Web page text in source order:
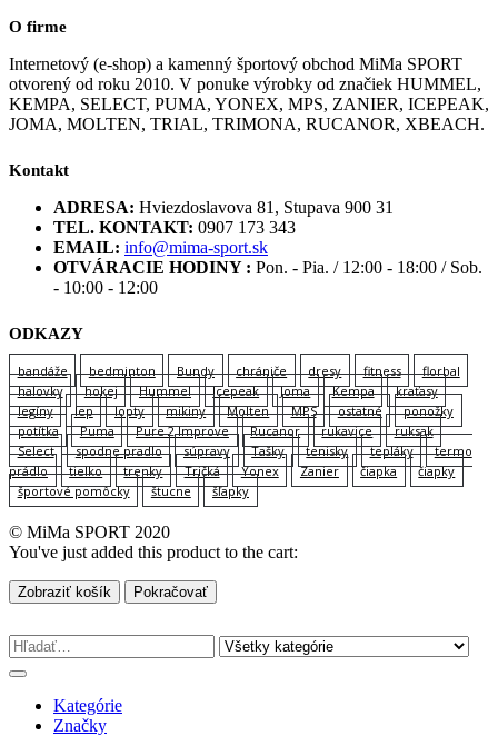
O firme
Internetový (e-shop) a kamenný športový obchod MiMa SPORT
otvorený od roku 2010. V ponuke výrobky od značiek HUMMEL,
KEMPA, SELECT, PUMA, YONEX, MPS, ZANIER, ICEPEAK,
JOMA, MOLTEN, TRIAL, TRIMONA, RUCANOR, XBEACH.
Kontakt
ADRESA: Hviezdoslavova 81, Stupava 900 31
TEL. KONTAKT: 0907 173 343
EMAIL: info@mima-sport.sk
OTVÁRACIE HODINY : Pon. - Pia. / 12:00 - 18:00 / Sob.
- 10:00 - 12:00
ODKAZY
bandáže bedminton Bundy chrániče dresy fitness
florbal
halovky
hokej Hummel Icepeak Joma Kempa
kraťasy
legíny
lep lopty mikiny Molten MPS ostatné
ponožky
potítka
Puma Pure 2 Improve Rucanor rukavice
ruksak
Select
spodne pradlo súpravy Tašky tenisky tepláky
termo
prádlo
tielko trenky Tričká Yonex Zanier čiapka
čiapky
športové pomôcky
štucne šľapky
© MiMa SPORT 2020
You've just added this product to the cart:
Zobraziť košík Pokračovať
Kategórie
Značky